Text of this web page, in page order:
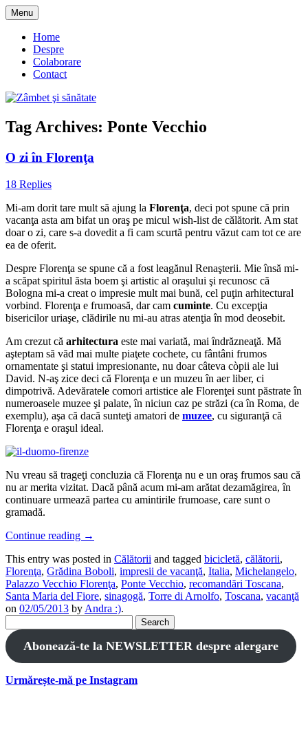
Skip
to
content
Zâmbet şi sănătate
Menu
Home
Despre
Colaborare
Contact
Tag Archives: Ponte Vecchio
O zi în Florenţa
18 Replies
Mi-am dorit tare mult să ajung la Florenţa, deci pot spune că prin
vacanţa asta am bifat un oraş pe micul wish-list de călătorit. Am stat
doar o zi, care s-a dovedit a fi cam scurtă pentru văzut cam tot ce are
ea de oferit.
Despre Florenţa se spune că a fost leagănul Renaşterii. Mie însă mi-
a scăpat spiritul ăsta boem şi artistic al oraşului şi recunosc că
Bologna mi-a creat o impresie mult mai bună, cel puţin arhitectural
vorbind. Florenţa e frumoasă, dar cam cuminte. Cu excepţia
bisericilor uriaşe, clădirile nu mi-au atras atenţia în mod deosebit.
Am crezut că arhitectura este mai variată, mai îndrăzneaţă. Mă
aşteptam să văd mai multe piaţete cochete, cu fântâni frumos
ornamentate şi statui impresionante, nu doar câteva còpii ale lui
David. N-aş zice deci că Florenţa e un muzeu în aer liber, ci
dimpotrivă. Adevăratele comori artistice ale Florenţei sunt păstrate în
numeroasele muzee şi palate, în niciun caz pe străzi (ca în Roma, de
exemplu), aşa că dacă sunteţi amatori de muzee, cu siguranţă că
Florenţa e oraşul ideal.
Nu vreau să trageţi concluzia că Florenţa nu e un oraş frumos sau că
nu ar merita vizitat. Dacă până acum mi-am arătat dezamăgirea, în
continuare urmează partea cu amintirile frumoase, care sunt o
gramadă.
Continue reading →
This entry was posted in Călătorii and tagged bicicletă, călătorii,
Florenţa, Grădina Boboli, impresii de vacanţă, Italia, Michelangelo,
Palazzo Vecchio Florenţa, Ponte Vecchio, recomandări Toscana,
Santa Maria del Fiore, sinagogă, Torre di Arnolfo, Toscana, vacanţă
on 02/05/2013 by Andra :).
for:
Abonează-te la NEWSLETTER despre alergare
Urmărește-mă pe Instagram